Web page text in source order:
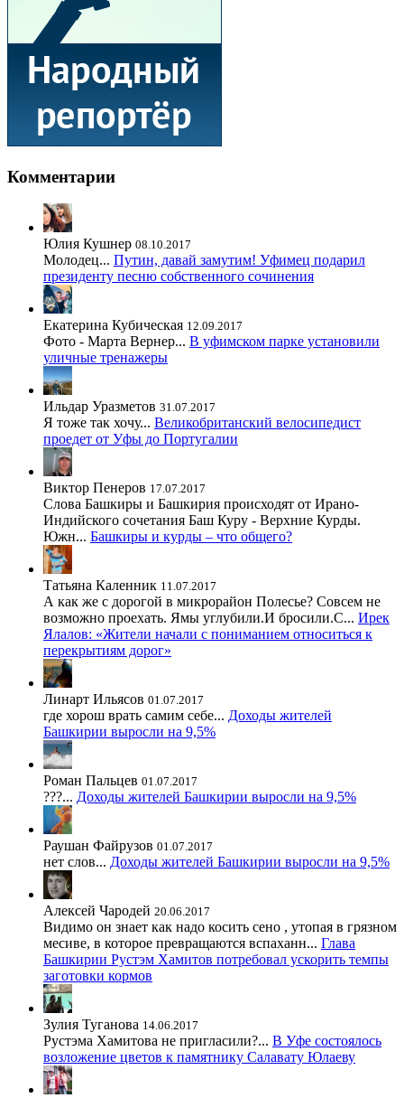
Комментарии
Юлия Кушнер 08.10.2017
Молодец... Путин, давай замутим! Уфимец подарил
президенту песню собственного сочинения
Екатерина Кубическая 12.09.2017
Фото - Марта Вернер... В уфимском парке установили
уличные тренажеры
Ильдар Уразметов 31.07.2017
Я тоже так хочу... Великобританский велосипедист
проедет от Уфы до Португалии
Виктор Пенеров 17.07.2017
Слова Башкиры и Башкирия происходят от Ирано-
Индийского сочетания Баш Куру - Верхние Курды.
Южн... Башкиры и курды – что общего?
Татьяна Каленник 11.07.2017
А как же с дорогой в микрорайон Полесье? Совсем не
возможно проехать. Ямы углубили.И бросили.С... Ирек
Ялалов: «Жители начали с пониманием относиться к
перекрытиям дорог»
Линарт Ильясов 01.07.2017
где хорош врать самим себе... Доходы жителей
Башкирии выросли на 9,5%
Роман Пальцев 01.07.2017
???... Доходы жителей Башкирии выросли на 9,5%
Раушан Файрузов 01.07.2017
нет слов... Доходы жителей Башкирии выросли на 9,5%
Алексей Чародей 20.06.2017
Видимо он знает как надо косить сено , утопая в грязном
месиве, в которое превращаются вспаханн... Глава
Башкирии Рустэм Хамитов потребовал ускорить темпы
заготовки кормов
Зулия Туганова 14.06.2017
Рустэма Хамитова не пригласили?... В Уфе состоялось
возложение цветов к памятнику Салавату Юлаеву